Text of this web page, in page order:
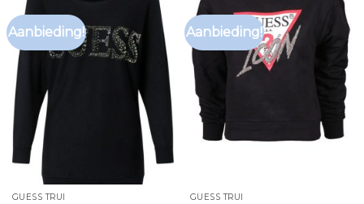
Aanbieding!
GUESS TRUI
Aanbieding!
GUESS TRUI